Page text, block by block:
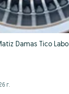
Damas Tico Labo
г.